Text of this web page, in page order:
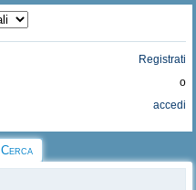
Registrati
o
accedi
Cerca